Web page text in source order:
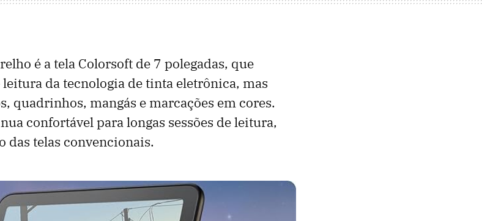
é a tela Colorsoft de 7 polegadas, que
da tecnologia de tinta eletrônica, mas
quadrinhos, mangás e marcações em cores.
confortável para longas sessões de leitura,
telas convencionais.